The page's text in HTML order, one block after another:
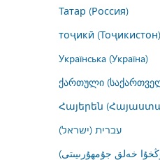
Татар (Россия)
тоҷикӣ (Тоҷикистон)
Українська (Україна)
ქართული
Հայերեն
עברית (ישראל)
خەلق جۇمھۇرىيىتى)